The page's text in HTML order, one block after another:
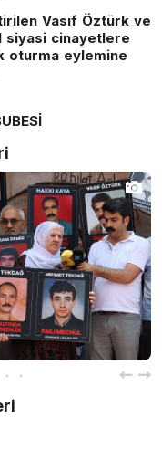
Vasıf Öztürk ve
siyasi cinayetlere
oturma eylemine